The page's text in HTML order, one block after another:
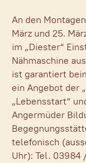
Freiwillig, aktiv,
Veranstaltungen
Prenzlauer
Prenzlauer
Unsere Partner
Aktuelles
Kontakt
An den
März und 25.
im „Diester“
Nähmaschine
ist garantiert
ein Angebot der
„Lebensstart“
Angermüder
telefonisch
Uhr): Tel. 03984